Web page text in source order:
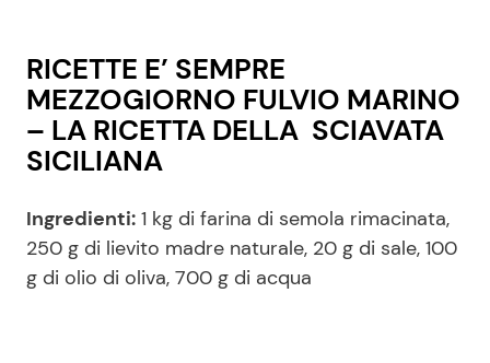
RICETTE E’ SEMPRE
MEZZOGIORNO FULVIO MARINO
– LA RICETTA DELLA SCIAVATA
SICILIANA
Ingredienti: 1 kg di farina di semola rimacinata,
250 g di lievito madre naturale, 20 g di sale, 100
g di olio di oliva, 700 g di acqua